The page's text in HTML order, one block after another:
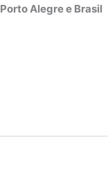
Porto Alegre e Brasil